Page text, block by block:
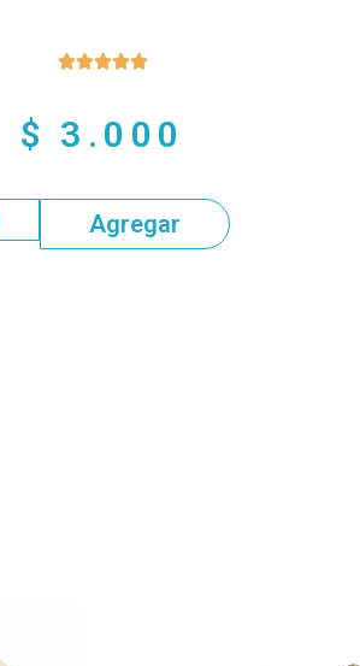

$ 3.000
Agregar